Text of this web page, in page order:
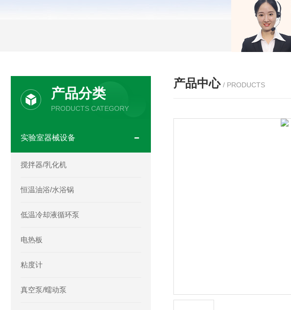
产品中心 / PRODUCTS
产品分类
PRODUCTS CATEGORY
实验室器械设备
搅拌器/乳化机
恒温油浴/水浴锅
低温冷却液循环泵
电热板
粘度计
真空泵/蠕动泵